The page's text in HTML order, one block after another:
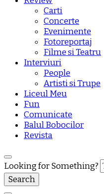
Carti
Concerte
Evenimente
Fotoreportaj
Filme si Teatru
Interviuri
People
Artisti si Trupe
Liceul Meu
Fun
Comunicate
Balul Bobocilor
Revista
Looking for Something?